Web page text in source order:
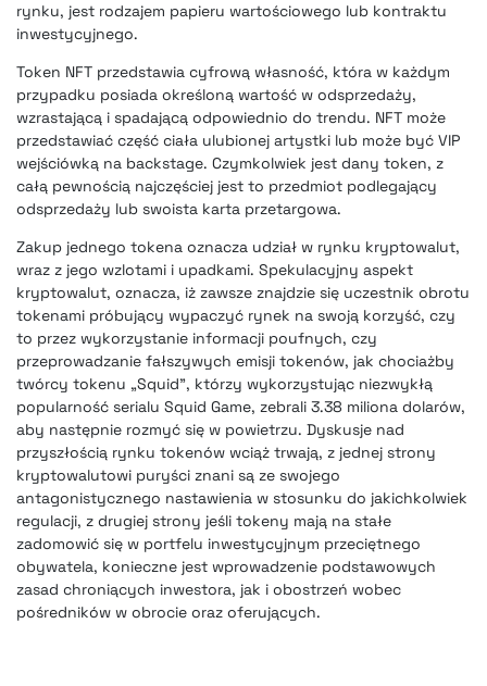
rynku, jest rodzajem papieru wartościowego lub kontraktu
inwestycyjnego.
Token NFT przedstawia cyfrową własność, która w każdym
przypadku posiada określoną wartość w odsprzedaży,
wzrastającą i spadającą odpowiednio do trendu. NFT może
przedstawiać część ciała ulubionej artystki lub może być VIP
wejściówką na backstage. Czymkolwiek jest dany token, z
całą pewnością najczęściej jest to przedmiot podlegający
odsprzedaży lub swoista karta przetargowa.
Zakup jednego tokena oznacza udział w rynku kryptowalut,
wraz z jego wzlotami i upadkami. Spekulacyjny aspekt
kryptowalut, oznacza, iż zawsze znajdzie się uczestnik obrotu
tokenami próbujący wypaczyć rynek na swoją korzyść, czy
to przez wykorzystanie informacji poufnych, czy
przeprowadzanie fałszywych emisji tokenów, jak chociażby
twórcy tokenu „Squid”, którzy wykorzystując niezwykłą
popularność serialu Squid Game, zebrali 3.38 miliona dolarów,
aby następnie rozmyć się w powietrzu. Dyskusje nad
przyszłością rynku tokenów wciąż trwają, z jednej strony
kryptowalutowi puryści znani są ze swojego
antagonistycznego nastawienia w stosunku do jakichkolwiek
regulacji, z drugiej strony jeśli tokeny mają na stałe
zadomowić się w portfelu inwestycyjnym przeciętnego
obywatela, konieczne jest wprowadzenie podstawowych
zasad chroniących inwestora, jak i obostrzeń wobec
pośredników w obrocie oraz oferujących.